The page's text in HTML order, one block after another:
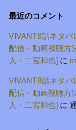
最近のコメント
VIVANT8話ネタバ
配信・動画視聴方
人・二宮和也]に
VIVANT8話ネタバ
配信・動画視聴方
人・二宮和也]に